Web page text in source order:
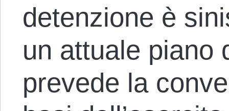
detenzione è
un attuale piano
prevede la